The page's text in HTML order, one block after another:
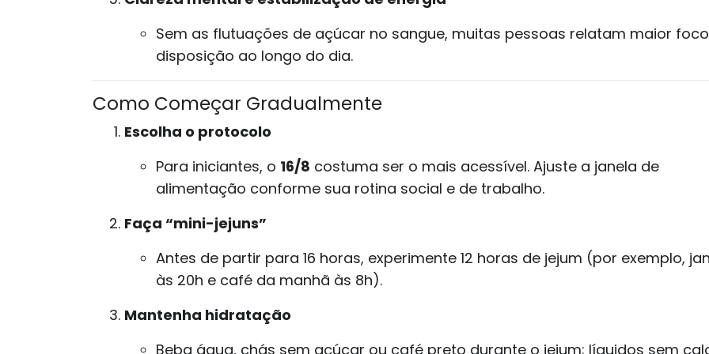
Sem as flutuações de açúcar no sangue, muitas pessoas relatam maior
disposição ao longo do dia.
Como Começar Gradualmente
Escolha o protocolo
Para iniciantes, o 16/8 costuma ser o mais acessível. Ajuste a janela de
alimentação conforme sua rotina social e de trabalho.
Faça “mini-jejuns”
Antes de partir para 16 horas, experimente 12 horas de jejum (por exemplo,
às 20h e café da manhã às 8h).
Mantenha hidratação
Beba água, chás sem açúcar ou café preto durante o jejum; líquidos sem